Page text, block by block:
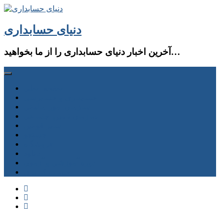
دنیای حسابداری
آخرین اخبار دنیای حسابداری را از ما بخواهید…